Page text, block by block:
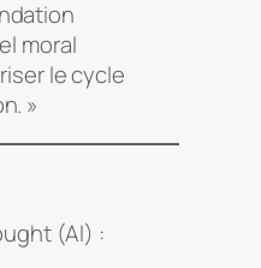
moral
le cycle
»
(AI) :